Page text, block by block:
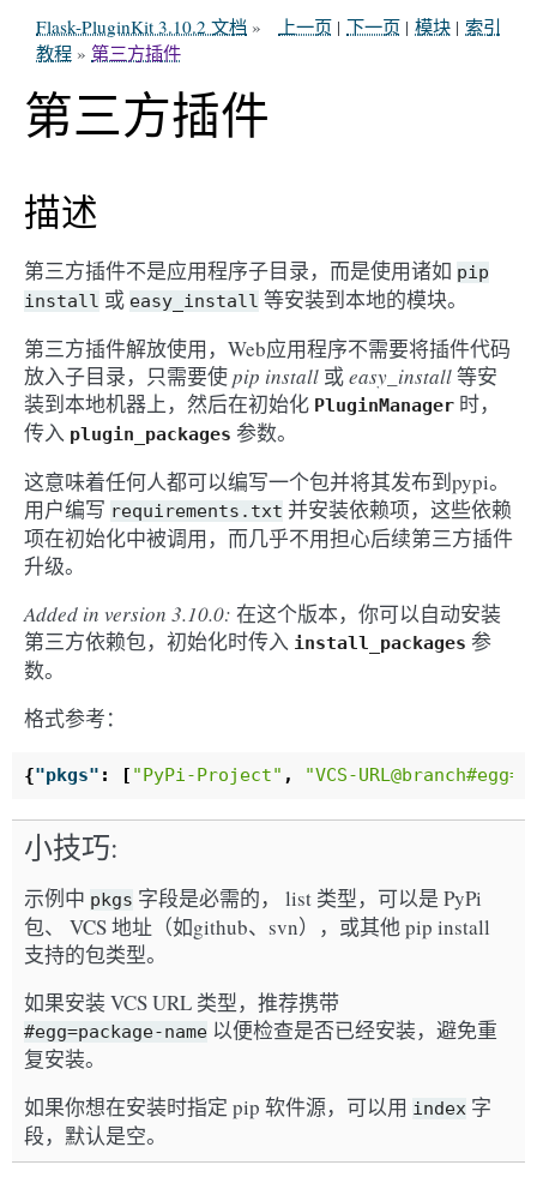
索引
模块 |
下一页 |
上一页 |
Flask-PluginKit 3.10.2 文档 »
教程 » 第三方插件
第三方插件
描述
第三方插件不是应用程序子目录，而是使用诸如 pip
install 或 easy_install 等安装到本地的模块。
第三方插件解放使用，Web应用程序不需要将插件代码
放入子目录，只需要使pip install 或easy_install等安
装到本地机器上，然后在初始化 PluginManager 时，
传入 plugin_packages 参数。
这意味着任何人都可以编写一个包并将其发布到pypi。
用户编写 requirements.txt 并安装依赖项，这些依赖
项在初始化中被调用，而几乎不用担心后续第三方插件
升级。
Added in version 3.10.0: 在这个版本，你可以自动安装
第三方依赖包，初始化时传入 install_packages 参
数。
格式参考：
{"pkgs" : [ "PyPi-Project" , "VCS-
小技巧
示例中 pkgs 字段是必需的， list 类型，可以是 PyPi
包、 VCS 地址（如github、svn），或其他 pip install
支持的包类型。
如果安装 VCS URL 类型，推荐携带
#egg=package-name 以便检查是否已经安装，避免重
复安装。
如果你想在安装时指定 pip 软件源，可以用 index 字
段，默认是空。